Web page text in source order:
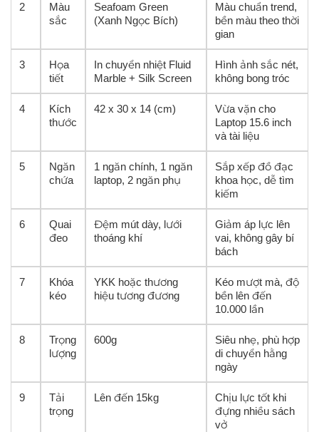
2
Màu
sắc
Seafoam Green
(Xanh Ngọc Bích)
Màu chuẩn trend,
bền màu theo thời
gian
3
Họa
tiết
In chuyển nhiệt Fluid
Marble + Silk Screen
Hình ảnh sắc nét,
không bong tróc
4
Kích
thước
42 x 30 x 14 (cm)
Vừa vặn cho
Laptop 15.6 inch
và tài liệu
5
Ngăn
chứa
1 ngăn chính, 1 ngăn
laptop, 2 ngăn phụ
Sắp xếp đồ đạc
khoa học, dễ tìm
kiếm
6
Quai
đeo
Đệm mút dày, lưới
thoáng khí
Giảm áp lực lên
vai, không gây bí
bách
7
Khóa
kéo
YKK hoặc thương
hiệu tương đương
Kéo mượt mà, độ
bền lên đến
10.000 lần
8
Trọng
lượng
600g
Siêu nhẹ, phù hợp
di chuyển hằng
ngày
9
Tải
trọng
Lên đến 15kg
Chịu lực tốt khi
đựng nhiều sách
vở